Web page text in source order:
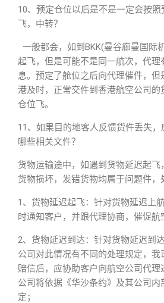
10、预定仓位以后是不是一定会按
飞，中转？
一般都会，如到BKK(曼谷廊曼国际
起飞，但是可能不是同一航次，代理
息。预定了舱位之后向代理催件，但
港及时，正常交件到香港航空公司的
仓位飞。
11、如果目的地客人反馈货件丢失
哪些相关文件？
货物运输途中，如遇到货物延迟起飞
货物损坏，发错货物均属于问题件，
1、货物延迟起飞：针对货物延迟上
时通知客户，并跟代理协商，催促航
2、货物延迟到达：针对货物延迟到
公司对此情况有不同的处理规定，我
赔信后，应协助客户向航空公司代理
公司将依据《华沙条约》及其公司内
定；